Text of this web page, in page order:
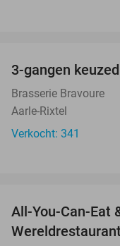
3-gangen
Brasserie Bravoure
Aarle-Rixtel
Verkocht: 341
All-You-Can-Eat